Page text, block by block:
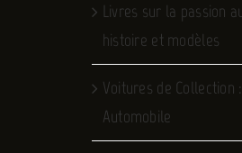
Livres sur la passion
histoire et modèles
Voitures de Collection
Automobile